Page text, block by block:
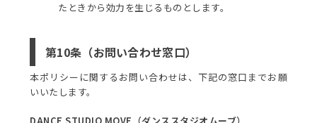
たときから効力を生じるものとします。
第10条（お問い合わせ窓口）
本ポリシーに関するお問い合わせは、下記の窓口までお願
いいたします。